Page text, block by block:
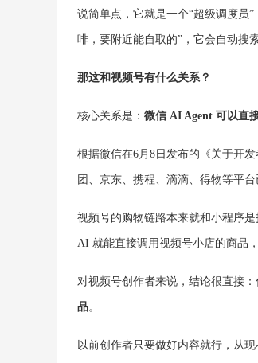
说简单点，它就是一个“超级调度员
啡，要附近能自取的”，它会自动搜
那这和视频号有什么关系？
核心关系是： 微信 AI Agent 可以直
根据微信在6月8日发布的《关于开
团、京东、携程、滴滴、得物等平
视频号的购物链路本来就和小程序
AI 就能直接调用视频号小店的商品
对视频号创作者来说，结论很直接
品。
以前创作者只要做好内容就行，从